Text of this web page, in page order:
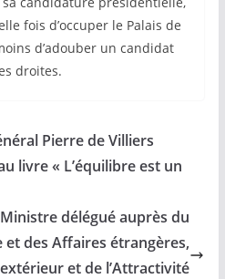
fois d’occuper le Palais de
d’adouber un candidat
droites.
Pierre de Villiers
livre « L’équilibre est un
délégué auprès du
et des Affaires étrangères,
et de l’Attractivité